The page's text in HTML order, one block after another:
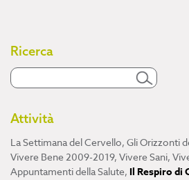
Ricerca
Attività
La Settimana del Cervello, Gli Orizzonti
Vivere Bene 2009-2019, Vivere Sani,
Appuntamenti della Salute, Il Respiro di